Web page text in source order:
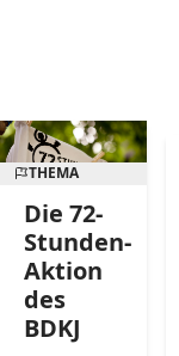
THEMA
Die 72-
Stunden-
Aktion
des
BDKJ